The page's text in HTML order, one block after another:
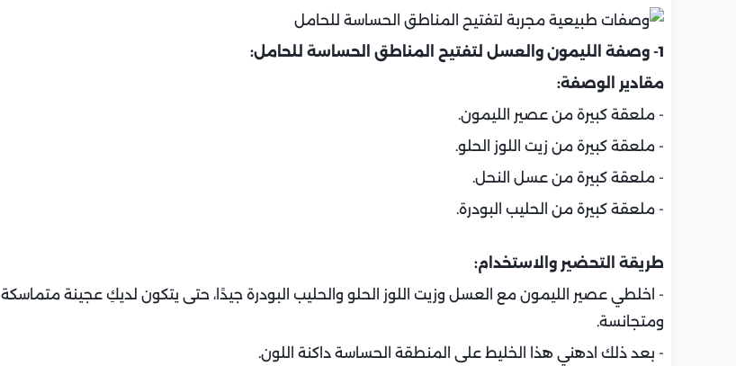
1- وصفة الليمون والعسل لتفتيح المناطق الحساسة للحامل:
مقادير الوصفة:
- ملعقة كبيرة من عصير الليمون.
- ملعقة كبيرة من زيت اللوز الحلو.
- ملعقة كبيرة من عسل النحل.
- ملعقة كبيرة من الحليب البودرة.
طريقة التحضير والاستخدام:
- اخلطي عصير الليمون مع العسل وزيت اللوز الحلو والحليب البودرة جيدًا، حتى يتكون لديكِ عجينة متماسكة
ومتجانسة.
- بعد ذلك ادهني هذا الخليط على المنطقة الحساسة داكنة اللون.